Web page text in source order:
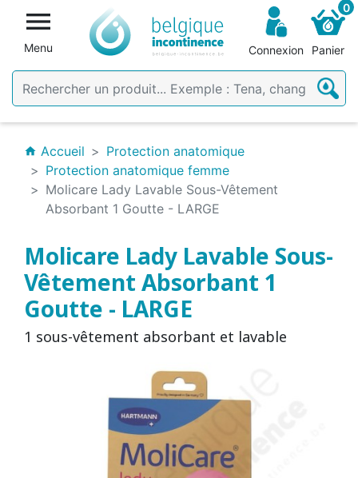

Menu Connexion
0
Panier
home Accueil
Protection anatomique
Protection anatomique femme
Molicare Lady Lavable Sous-Vêtement
Absorbant 1 Goutte - LARGE
Molicare Lady Lavable Sous-
Vêtement Absorbant 1
Goutte - LARGE
1 sous-vêtement absorbant et lavable